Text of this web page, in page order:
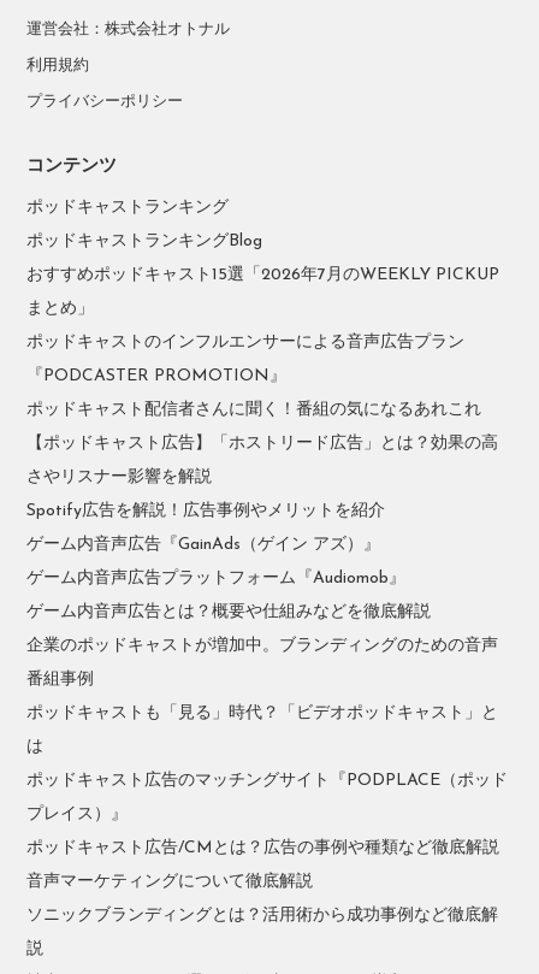
運営会社：株式会社オトナル
利用規約
プライバシーポリシー
コンテンツ
ポッドキャストランキング
ポッドキャストランキングBlog
おすすめポッドキャスト15選「2026年7月のWEEKLY PICKUP
まとめ」
ポッドキャストのインフルエンサーによる音声広告プラン
『PODCASTER PROMOTION』
ポッドキャスト配信者さんに聞く！番組の気になるあれこれ
【ポッドキャスト広告】「ホストリード広告」とは？効果の高
さやリスナー影響を解説
Spotify広告を解説！広告事例やメリットを紹介
ゲーム内音声広告『GainAds（ゲイン アズ）』
ゲーム内音声広告プラットフォーム『Audiomob』
ゲーム内音声広告とは？概要や仕組みなどを徹底解説
企業のポッドキャストが増加中。ブランディングのための音声
番組事例
ポッドキャストも「見る」時代？「ビデオポッドキャスト」と
は
ポッドキャスト広告のマッチングサイト『PODPLACE（ポッド
プレイス）』
ポッドキャスト広告/CMとは？広告の事例や種類など徹底解説
音声マーケティングについて徹底解説
ソニックブランディングとは？活用術から成功事例など徹底解
説